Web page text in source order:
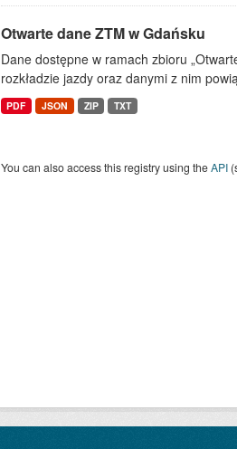
Otwarte dane ZTM w Gdańsku
Dane dostępne w ramach zbioru
rozkładzie jazdy oraz danymi z nim
PDF JSON ZIP TXT
You can also access this registry using theAPI